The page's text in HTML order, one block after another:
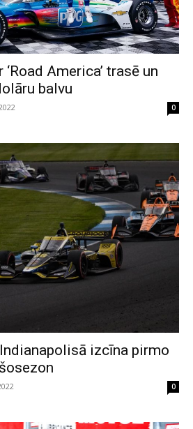
America’ trasē un
balvu
0
izcīna pirmo
0